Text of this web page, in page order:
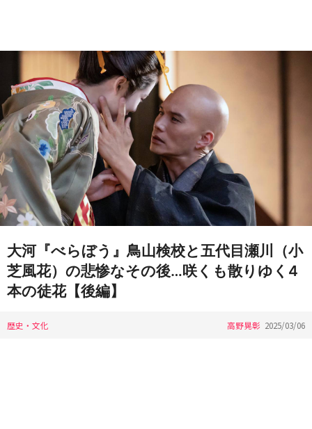
大河『べらぼう』鳥山検校と五代目瀬川（小
芝風花）の悲惨なその後…咲くも散りゆく4
本の徒花【後編】
歴史・文化 高野晃彰 2025/03/06